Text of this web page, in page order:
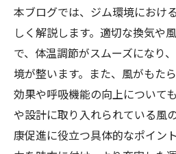
本ブログでは、ジム環境におけ
しく解説します。適切な換気や
で、体温調節がスムーズになり
境が整います。また、風がもた
効果や呼吸機能の向上について
や設計に取り入れられている風
康促進に役立つ具体的なポイン